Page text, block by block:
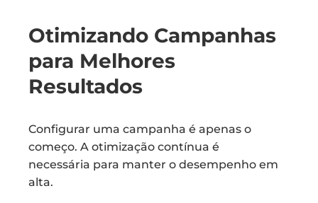
Otimizando Campanhas
para Melhores
Resultados
Configurar uma campanha é apenas o
começo. A otimização contínua é
necessária para manter o desempenho em
alta.